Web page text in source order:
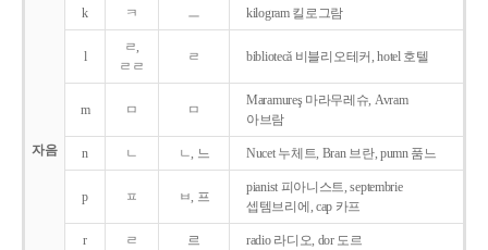
자음
k ㅋ ㅡ kilogram 킬로그람
l
ㄹ,
ㄹㄹ
ㄹ bibliotecǎ 비블리오테커, hotel 호텔
m ㅁ ㅁ
Maramureş 마라무레슈, Avram
아브람
n ㄴ ㄴ, 느 Nucet 누체트, Bran 브란, pumn 품느
p ㅍ ㅂ, 프
pianist 피아니스트, septembrie
셉템브리에, cap 카프
r ㄹ 르 radio 라디오, dor 도르